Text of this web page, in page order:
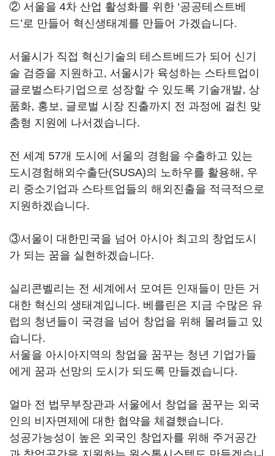
② 서울을 4차 산업 활성화를 위한 ‘공공테스트베
드’로 만들어 혁신생태계를 만들어 가겠습니다.
서울시가 직접 혁신기술의 테스트베드가 되어 신기
술 검증을 지원하고, 서울시가 육성하는 스타트업이
글로벌스타기업으로 성장할 수 있도록 기술개발, 상
품화, 홍보, 글로벌 시장 진출까지 전 과정에 걸친 맞
춤형 지원에 나서겠습니다.
전 세계 57개 도시에 서울의 경험을 수출하고 있는
도시경험해외수출단(SUSA)의 노하우를 활용해, 우
리 중소기업과 스타트업들의 해외진출을 적극적으로
지원하겠습니다.
③서울이 대한민국을 넘어 아시아 최고의 창업도시
가 되는 꿈을 실현하겠습니다.
실리콘벨리는 전 세계에서 모여든 인재들이 만든 거
대한 혁신의 생태계입니다. 베를린은 지금 수많은 유
럽의 청년들이 국경을 넘어 창업을 위해 몰려들고 있
습니다.
서울을 아시아지역의 창업을 꿈꾸는 청년 기업가들
에게 꿈과 선망의 도시가 되도록 만들겠습니다.
얼마 전 법무부장관과 서울에서 창업을 꿈꾸는 외국
인의 비자면제에 대한 협약을 체결했습니다.
성공가능성이 높은 외국인 창업자를 위해 주거공간